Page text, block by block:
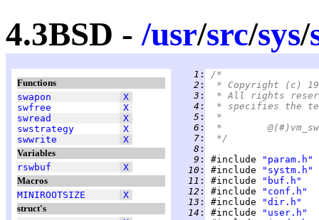
4.3BSD -/usr/src/sys/
Functions
swapon
X
swfree
X
swread
X
swstrategy
X
swwrite
X
Variables
rswbuf
X
Macros
MINIROOTSIZE
X
struct's
   1
:
/*
   2
:
* Copyright (c)
   3
:
* All rights
   4
:
* specifies the
   5
:
*
   6
:
   7
:
*/
   8
:
   9
: #include
"param.h"
  10
: #include
"systm.h"
  11
: #include
"buf.h"
  12
: #include
"conf.h"
  13
: #include
"dir.h"
  14
: #include
"user.h"